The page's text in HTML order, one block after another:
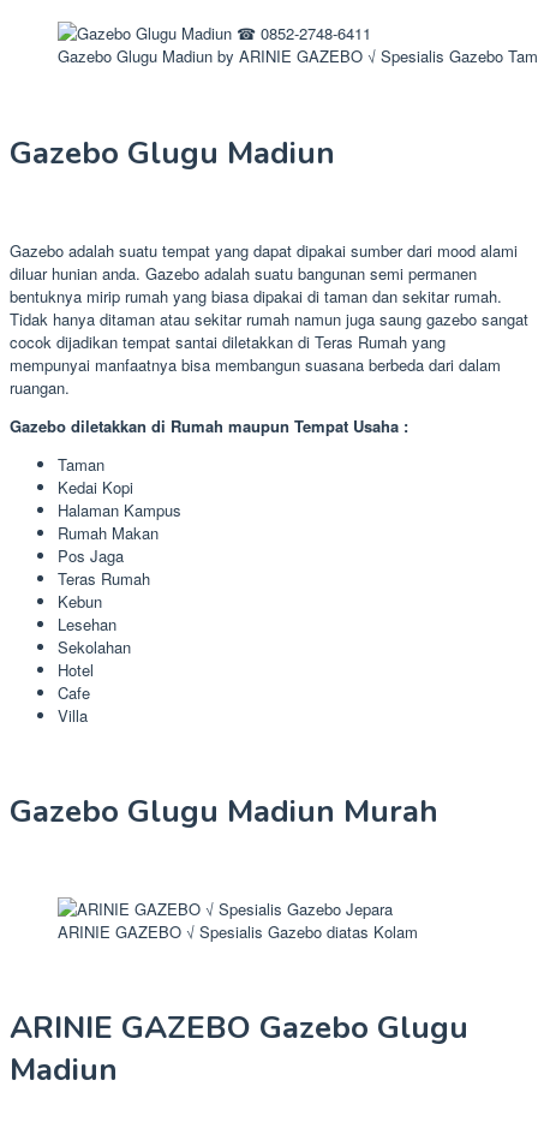
Gazebo Glugu Madiun by ARINIE GAZEBO √ Spesialis Gazebo
Gazebo Glugu Madiun
Gazebo adalah suatu tempat yang dapat dipakai sumber dari mood alami
diluar hunian anda. Gazebo adalah suatu bangunan semi permanen
bentuknya mirip rumah yang biasa dipakai di taman dan sekitar rumah.
Tidak hanya ditaman atau sekitar rumah namun juga saung gazebo sangat
cocok dijadikan tempat santai diletakkan di Teras Rumah yang
mempunyai manfaatnya bisa membangun suasana berbeda dari dalam
ruangan.
Gazebo diletakkan di Rumah maupun Tempat Usaha :
Taman
Kedai Kopi
Halaman Kampus
Rumah Makan
Pos Jaga
Teras Rumah
Kebun
Lesehan
Sekolahan
Hotel
Cafe
Villa
Gazebo Glugu Madiun Murah
ARINIE GAZEBO √ Spesialis Gazebo diatas Kolam
ARINIE GAZEBO Gazebo Glugu
Madiun